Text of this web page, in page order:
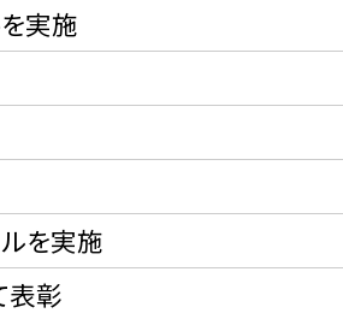
実施
を実施
表彰